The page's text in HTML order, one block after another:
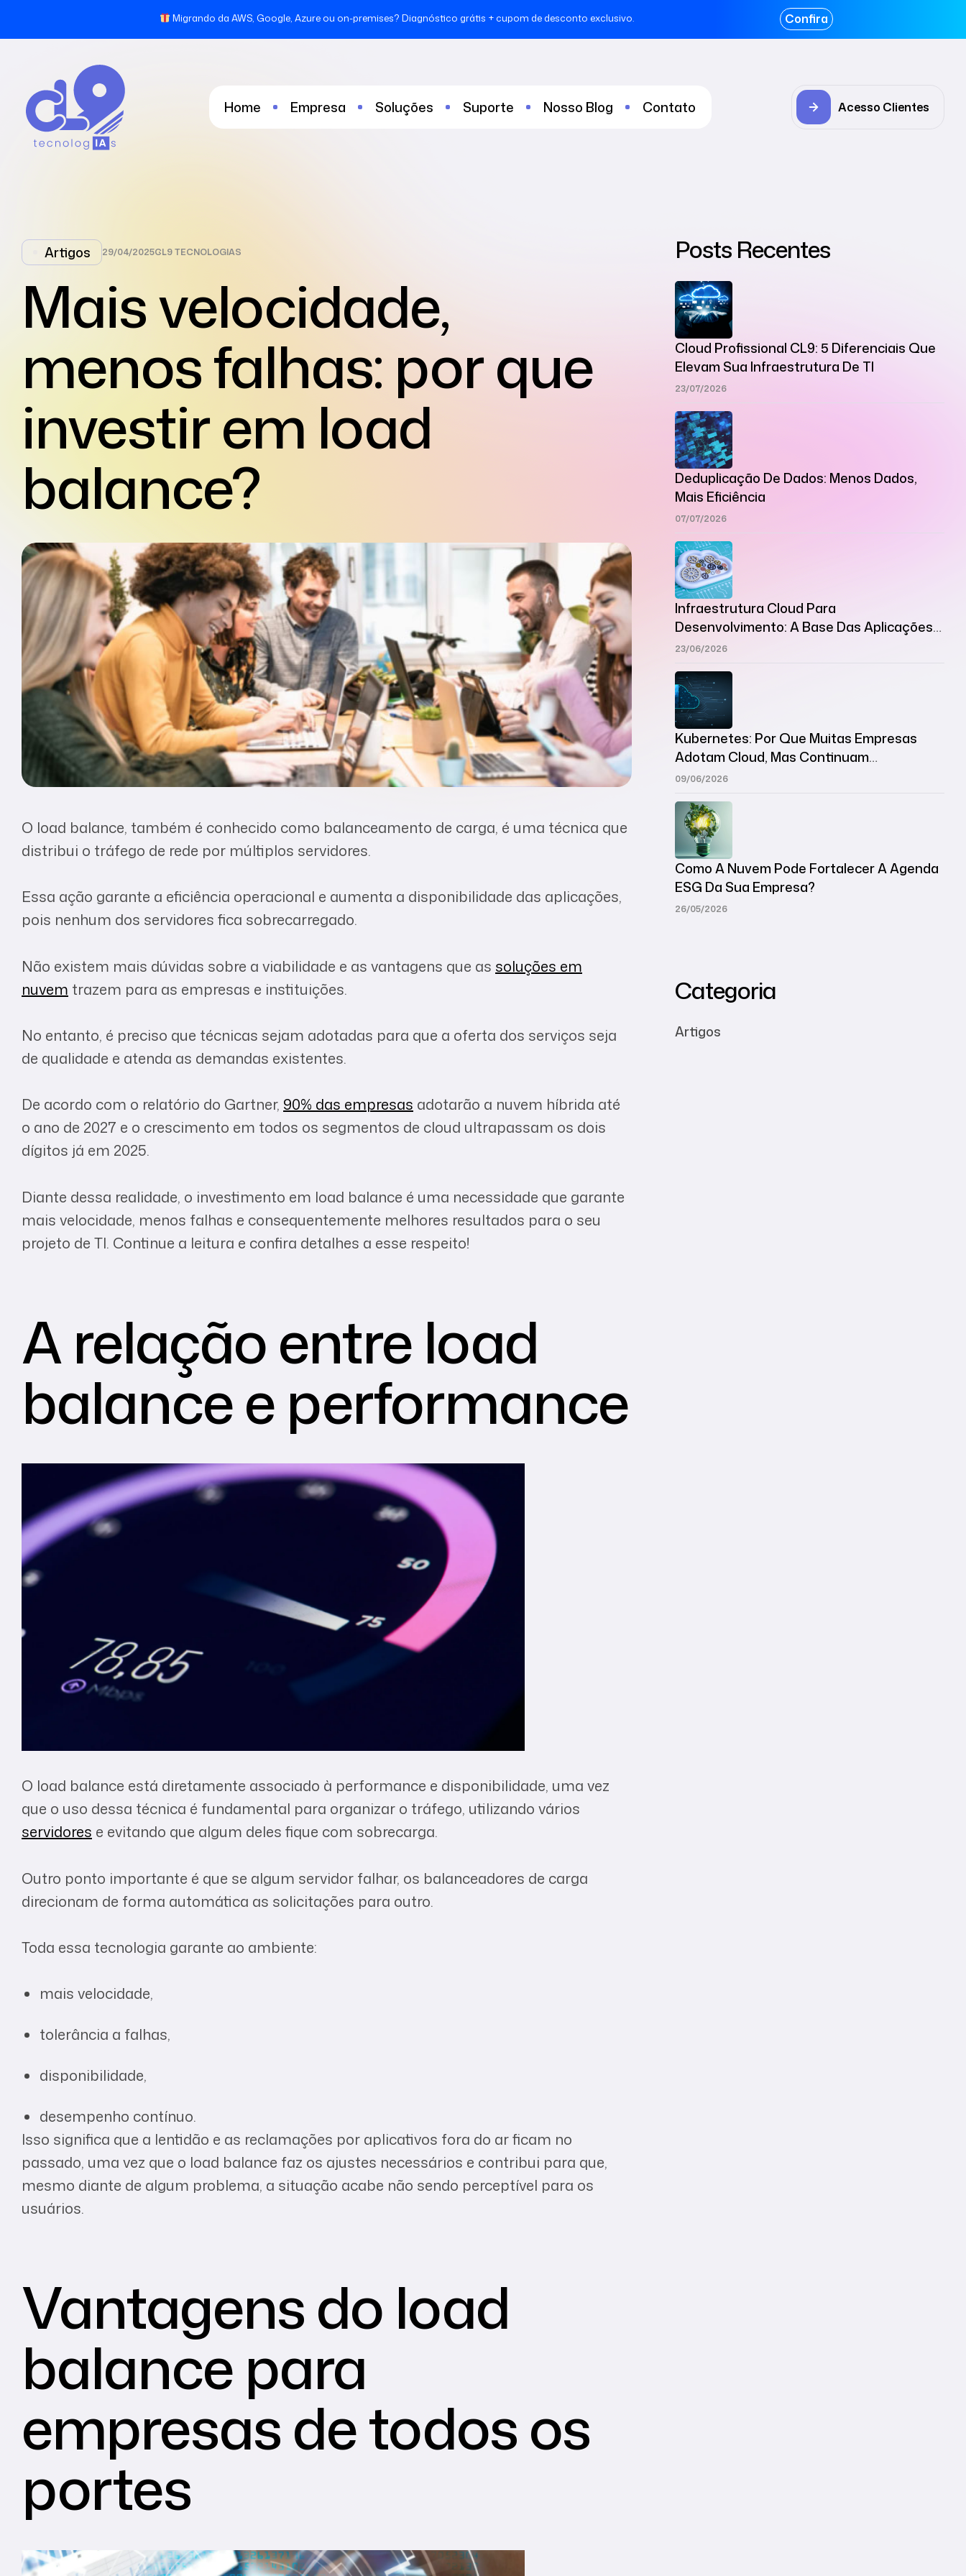
Migrando da AWS, Google, Azure ou on-premises? Diagnóstico grátis + cupom de desconto exclusivo. Confira
Home Empresa Soluções Suporte Nosso Blog Contato Acesso Clientes
Artigos 29/04/2025CL9 TECNOLOGIAS
Mais velocidade,
menos falhas: por que
investir em load
balance?
O load balance, também é conhecido como balanceamento de carga, é uma técnica que
distribui o tráfego de rede por múltiplos servidores.
Essa ação garante a eficiência operacional e aumenta a disponibilidade das aplicações,
pois nenhum dos servidores fica sobrecarregado.
Não existem mais dúvidas sobre a viabilidade e as vantagens que as soluções em
nuvem trazem para as empresas e instituições.
No entanto, é preciso que técnicas sejam adotadas para que a oferta dos serviços seja
de qualidade e atenda as demandas existentes.
De acordo com o relatório do Gartner, 90% das empresas adotarão a nuvem híbrida até
o ano de 2027 e o crescimento em todos os segmentos de cloud ultrapassam os dois
dígitos já em 2025.
Diante dessa realidade, o investimento em load balance é uma necessidade que garante
mais velocidade, menos falhas e consequentemente melhores resultados para o seu
projeto de TI. Continue a leitura e confira detalhes a esse respeito!
A relação entre load
balance e performance
O load balance está diretamente associado à performance e disponibilidade, uma vez
que o uso dessa técnica é fundamental para organizar o tráfego, utilizando vários
servidores e evitando que algum deles fique com sobrecarga.
Outro ponto importante é que se algum servidor falhar, os balanceadores de carga
direcionam de forma automática as solicitações para outro.
Toda essa tecnologia garante ao ambiente:
mais velocidade,
tolerância a falhas,
disponibilidade,
desempenho contínuo.
Isso significa que a lentidão e as reclamações por aplicativos fora do ar ficam no
passado, uma vez que o load balance faz os ajustes necessários e contribui para que,
mesmo diante de algum problema, a situação acabe não sendo perceptível para os
usuários.
Vantagens do load
balance para
empresas de todos os
portes
Posts Recentes
23/07/2026
Cloud Profissional CL9: 5 Diferenciais Que
Elevam Sua Infraestrutura De TI
07/07/2026
Deduplicação De Dados: Menos Dados,
Mais Eficiência
23/06/2026
Infraestrutura Cloud Para
Desenvolvimento: A Base Das Aplicações
Modernas
09/06/2026
Kubernetes: Por Que Muitas Empresas
Adotam Cloud, Mas Continuam
Desorganizadas?
26/05/2026
Como A Nuvem Pode Fortalecer A Agenda
ESG Da Sua Empresa?
Categoria
Artigos